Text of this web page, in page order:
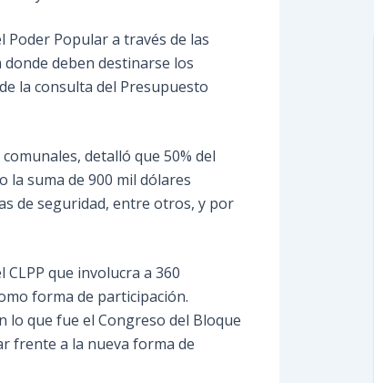
Poder Popular a través de las
deben destinarse los
la consulta del Presupuesto
detalló que 50% del
suma de 900 mil dólares
de seguridad, entre otros, y por
que involucra a 360
forma de participación.
lo que fue el Congreso del Bloque
frente a la nueva forma de